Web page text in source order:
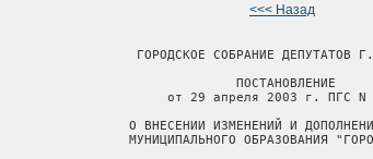
<<< Назад
ГОРОДСКОЕ СОБРАНИЕ ДЕПУТАТОВ
                             ПОСТАНОВЛЕНИЕ
от 29 апреля 2003 г. ПГС N
О ВНЕСЕНИИ ИЗМЕНЕНИЙ И
МУНИЦИПАЛЬНОГО ОБРАЗОВАНИЯ